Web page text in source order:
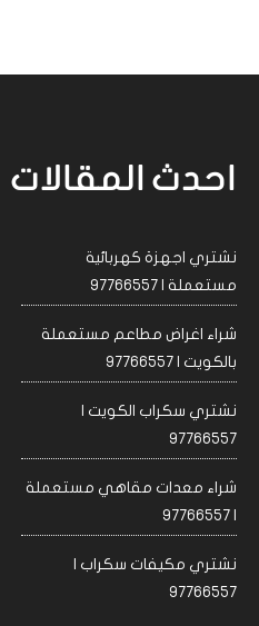
احدث المقالات
نشتري اجهزة كهربائية
مستعملة | 97766557
شراء اغراض مطاعم مستعملة
بالكويت | 97766557
نشتري سكراب الكويت |
97766557
شراء معدات مقاهي مستعملة
| 97766557
نشتري مكيفات سكراب |
97766557